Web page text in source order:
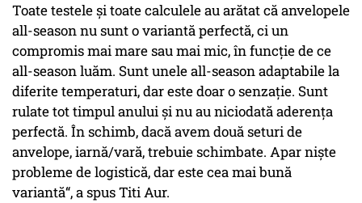
Toate testele și toate calculele au arătat că anvelopele
all-season nu sunt o variantă perfectă, ci un
compromis mai mare sau mai mic, în funcție de ce
all-season luăm. Sunt unele all-season adaptabile la
diferite temperaturi, dar este doar o senzație. Sunt
rulate tot timpul anului și nu au niciodată aderența
perfectă. În schimb, dacă avem două seturi de
anvelope, iarnă/vară, trebuie schimbate. Apar niște
probleme de logistică, dar este cea mai bună
variantă“, a spus Titi Aur.